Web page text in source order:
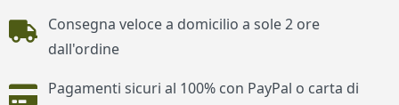
Piè di pagina
Consegna veloce a domicilio a sole 2 ore
dall'ordine
Pagamenti sicuri al 100% con PayPal o carta di